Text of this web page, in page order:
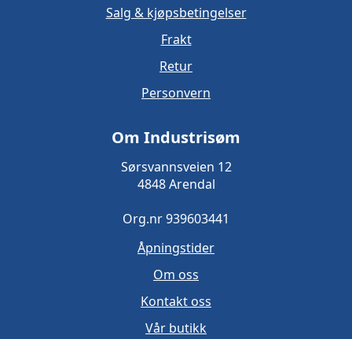
Salg & kjøpsbetingelser
Frakt
Retur
Personvern
Om Industrisøm
Sørsvannsveien 12
4848 Arendal
Org.nr 939603441
Åpningstider
Om oss
Kontakt oss
Vår butikk